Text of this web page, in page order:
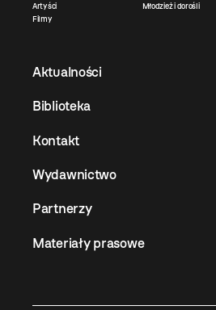
Artyści
Filmy
Młodzież i dorośli
Aktualności
Biblioteka
Kontakt
Wydawnictwo
Partnerzy
Materiały prasowe